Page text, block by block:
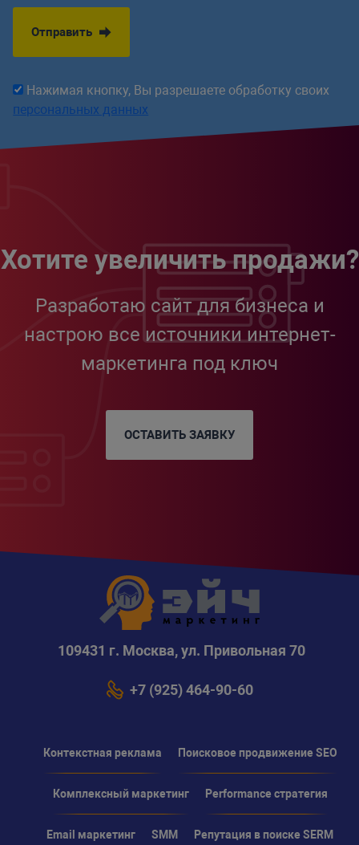
Отправить
Нажимая кнопку, Вы разрешаете обработку своих
персональных данных
Хотите увеличить продажи?
Разработаю сайт для бизнеса и
настрою все источники интернет-
маркетинга под ключ
ОСТАВИТЬ ЗАЯВКУ
109431 г. Москва, ул. Привольная 70
+7 (925) 464-90-60
Контекстная реклама Поисковое продвижение SEO
Комплексный маркетинг Performance стратегия
Email маркетинг SMM Репутация в поиске SERM